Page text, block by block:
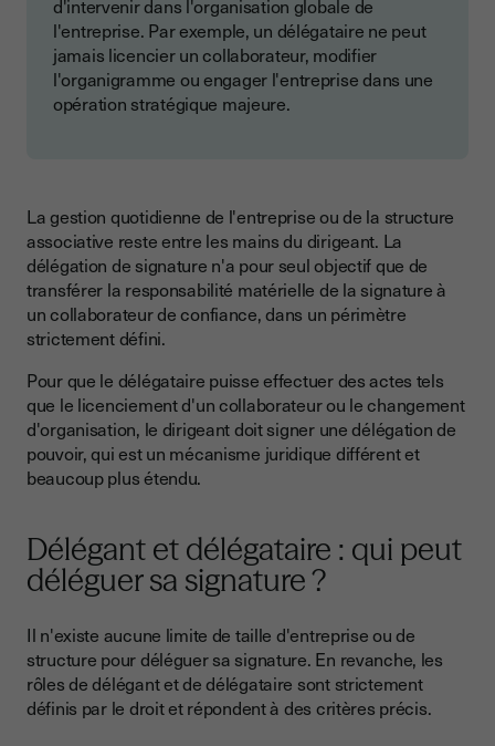
d'intervenir dans l'organisation globale de
l'entreprise. Par exemple, un délégataire ne peut
jamais licencier un collaborateur, modifier
l'organigramme ou engager l'entreprise dans une
opération stratégique majeure.
La gestion quotidienne de l'entreprise ou de la structure
associative reste entre les mains du dirigeant. La
délégation de signature n'a pour seul objectif que de
transférer la responsabilité matérielle de la signature à
un collaborateur de confiance, dans un périmètre
strictement défini.
Pour que le délégataire puisse effectuer des actes tels
que le licenciement d'un collaborateur ou le changement
d'organisation, le dirigeant doit signer une délégation de
pouvoir, qui est un mécanisme juridique différent et
beaucoup plus étendu.
Délégant et délégataire : qui peut
déléguer sa signature ?
Il n'existe aucune limite de taille d'entreprise ou de
structure pour déléguer sa signature. En revanche, les
rôles de délégant et de délégataire sont strictement
définis par le droit et répondent à des critères précis.